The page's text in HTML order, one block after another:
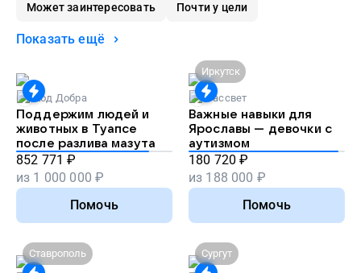
Может заинтересовать Почти у цели
Показать ещё
Код Добра
Поддержим людей и
животных в Туапсе
после разлива мазута
852 771 ₽
из 1 000 000 ₽
Помочь
Иркутск
Рассвет
Важные навыки для
Ярославы — девочки с
аутизмом
180 720 ₽
из 188 000 ₽
Помочь
Ставрополь Сургут